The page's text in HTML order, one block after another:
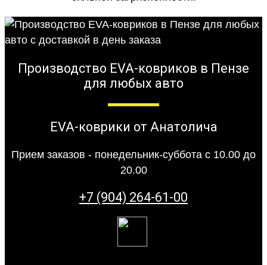
Производство EVA-ковриков в Пензе
для любых авто
EVA-коврики от Анатолича
Прием заказов - понедельник-суббота с 10.00 до
20.00
+7 (904) 264-61-00